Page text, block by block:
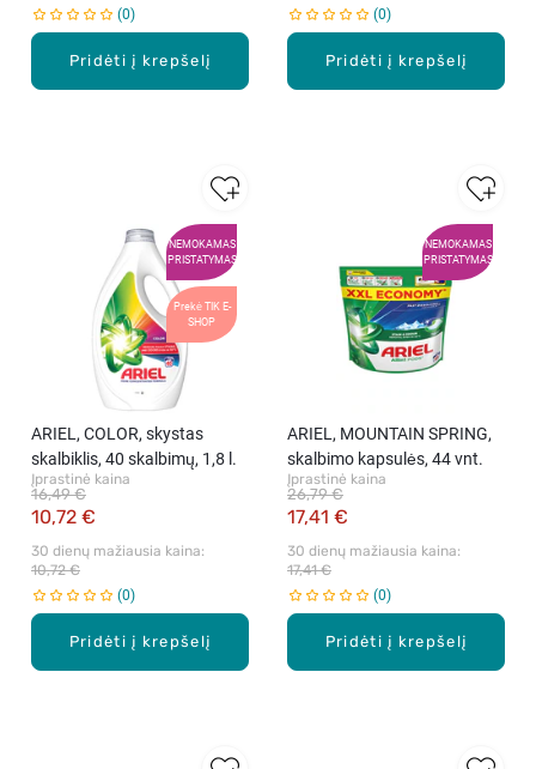
Pridėti į krepšelį
0
Pridėti į krepšelį
0
NEMOKAMAS
PRISTATYMAS
Prekė TIK E-
SHOP
Pridėti į krepšelį
ARIEL, COLOR, skystas
skalbiklis, 40 skalbimų, 1,8 l.
Įprastinė kaina
10,72 €
16,49 €
30 dienų mažiausia kaina:
10,72 €
0
NEMOKAMAS
PRISTATYMAS
Pridėti į krepšelį
ARIEL, MOUNTAIN SPRING,
skalbimo kapsulės, 44 vnt.
Įprastinė kaina
17,41 €
26,79 €
30 dienų mažiausia kaina:
17,41 €
0